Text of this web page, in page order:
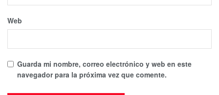
Web
Guarda mi nombre, correo electrónico y web en este
navegador para la próxima vez que comente.